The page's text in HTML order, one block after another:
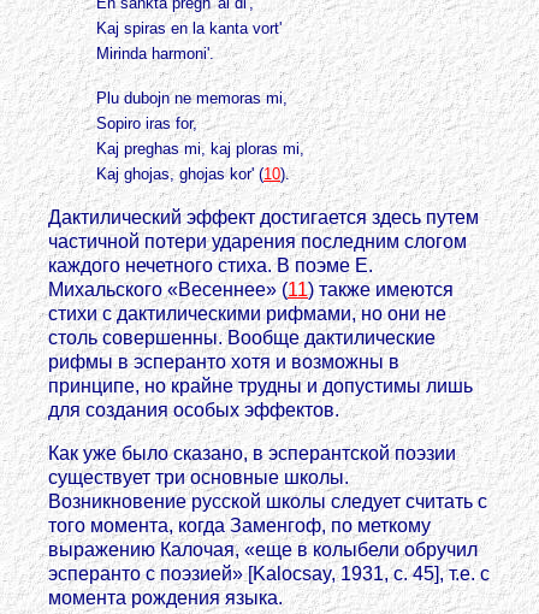
Kaj spiras en la kanta vort'
Mirinda harmoni'.
Plu dubojn ne memoras mi,
Sopiro iras for,
Kaj preghas mi, kaj ploras mi,
Kaj ghojas, ghojas kor' (10).
Дактилический эффект достигается здесь путем
частичной потери ударения последним слогом
каждого нечетного стиха. В поэме Е.
Михальского «Весеннее» (11) также имеются
стихи с дактилическими рифмами, но они не
столь совершенны. Вообще дактилические
рифмы в эсперанто хотя и возможны в
принципе, но крайне трудны и допустимы лишь
для создания особых эффектов.
Как уже было сказано, в эсперантской поэзии
существует три основные школы.
Возникновение русской школы следует считать с
того момента, когда Заменгоф, по меткому
выражению Калочая, «еще в колыбели обручил
эсперанто с поэзией» [Kalocsay, 1931, с. 45], т.е. с
момента рождения языка.